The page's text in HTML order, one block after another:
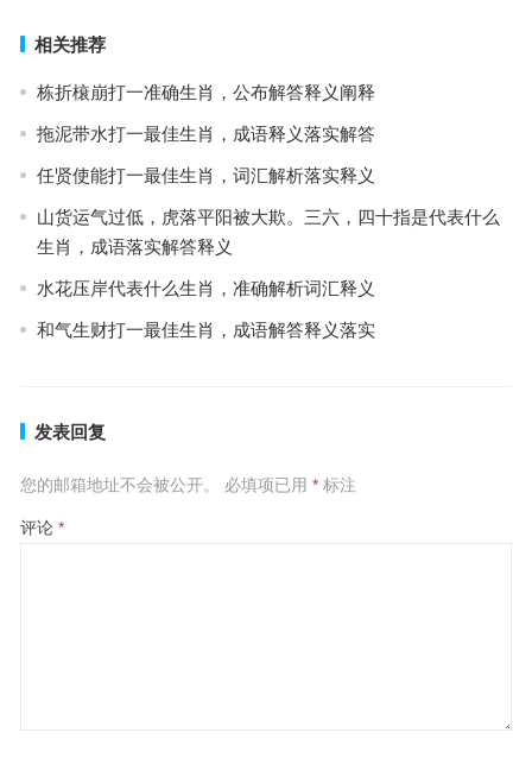
相关推荐
栋折榱崩打一准确生肖，公布解答释义阐释
拖泥带水打一最佳生肖，成语释义落实解答
任贤使能打一最佳生肖，词汇解析落实释义
山货运气过低，虎落平阳被大欺。三六，四十指是代表什么
生肖，成语落实解答释义
水花压岸代表什么生肖，准确解析词汇释义
和气生财打一最佳生肖，成语解答释义落实
发表回复
您的邮箱地址不会被公开。 必填项已用 *标注
评论 *